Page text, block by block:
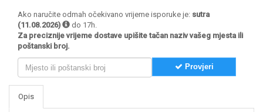
Ako naručite odmah očekivano vrijeme isporuke je: sutra
(11.08.2026)
do 17h.
Za preciznije vrijeme dostave upišite tačan naziv vašeg mjesta ili
poštanski broj.
Provjeri
Opis